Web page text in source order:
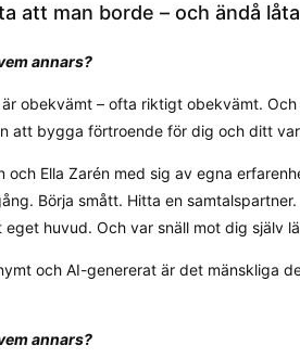
att man borde – och ändå
annars?
obekvämt – ofta riktigt obekvämt.
att bygga förtroende för dig och ditt
och Ella Zarén med sig av egna
Börja smått. Hitta en samtalspartner.
huvud. Och var snäll mot dig själv
och AI-genererat är det mänskliga
annars?